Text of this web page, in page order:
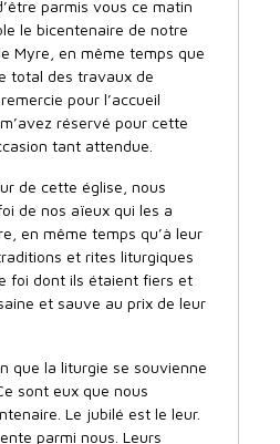
parmis vous ce matin
le bicentenaire de notre
Myre, en même temps que
total des travaux de
pour l’accueil
réservé pour cette
tant attendue.
de cette église, nous
de nos aïeux qui les a
en même temps qu’à leur
et rites liturgiques
foi dont ils étaient fiers et
et sauve au prix de leur
que la liturgie se souvienne
sont eux que nous
Le jubilé est le leur.
parmi nous. Leurs